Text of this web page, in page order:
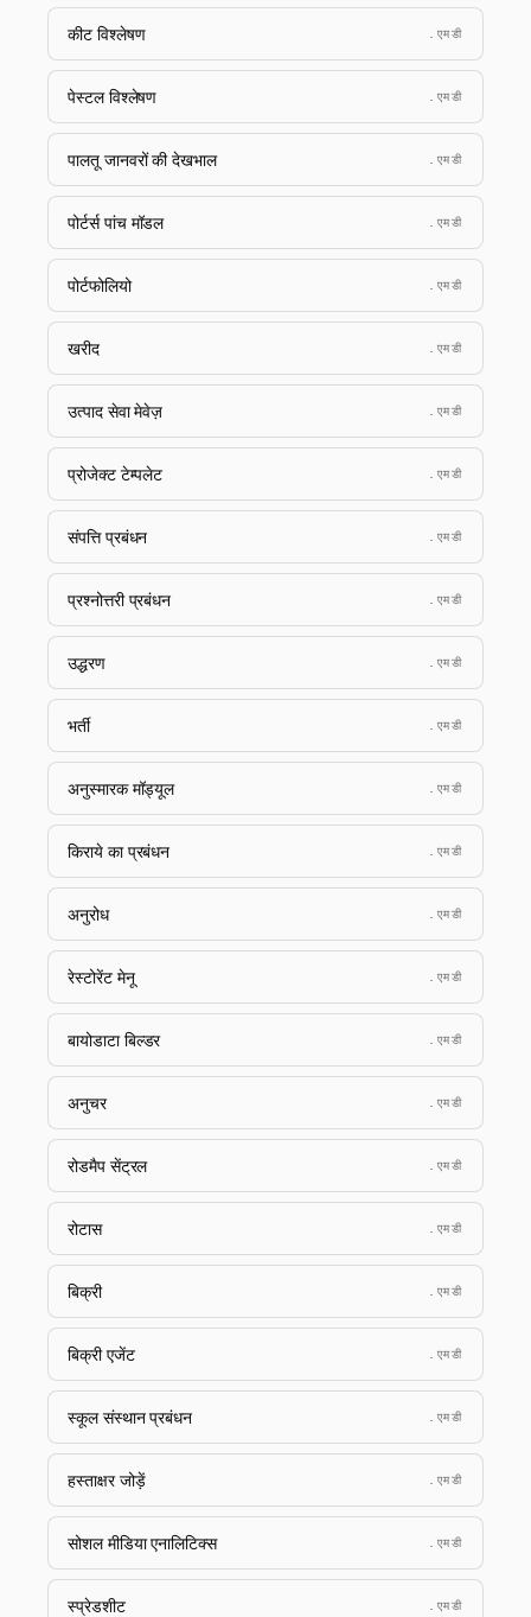
कीट विश्लेषण .एमडी
पेस्टल विश्लेषण .एमडी
पालतू जानवरों की देखभाल .एमडी
पोर्टर्स पांच मॉडल .एमडी
पोर्टफोलियो .एमडी
खरीद .एमडी
उत्पाद सेवा मेवेज़ .एमडी
प्रोजेक्ट टेम्पलेट .एमडी
संपत्ति प्रबंधन .एमडी
प्रश्नोत्तरी प्रबंधन .एमडी
उद्धरण .एमडी
भर्ती .एमडी
अनुस्मारक मॉड्यूल .एमडी
किराये का प्रबंधन .एमडी
अनुरोध .एमडी
रेस्टोरेंट मेनू .एमडी
बायोडाटा बिल्डर .एमडी
अनुचर .एमडी
रोडमैप सेंट्रल .एमडी
रोटास .एमडी
बिक्री .एमडी
बिक्री एजेंट .एमडी
स्कूल संस्थान प्रबंधन .एमडी
हस्ताक्षर जोड़ें .एमडी
सोशल मीडिया एनालिटिक्स .एमडी
स्प्रेडशीट .एमडी